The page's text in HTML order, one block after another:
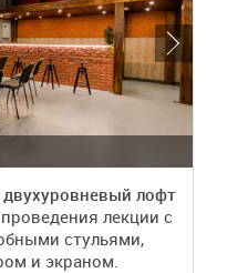
лофт
лекции с
стульями,
и экраном.